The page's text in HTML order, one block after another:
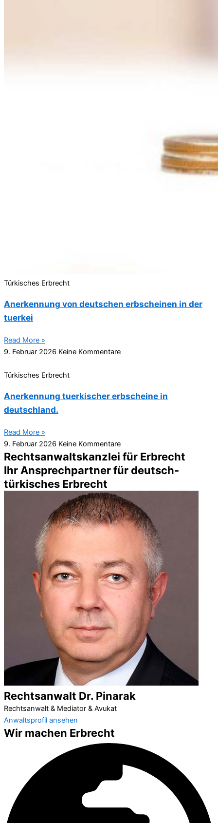
Türkisches Erbrecht
Anerkennung von deutschen erbscheinen in der
tuerkei
Read More »
9. Februar 2026 Keine Kommentare
Türkisches Erbrecht
Anerkennung tuerkischer erbscheine in
deutschland.
Read More »
9. Februar 2026 Keine Kommentare
Rechtsanwaltskanzlei für Erbrecht
Ihr Ansprechpartner für deutsch-
türkisches Erbrecht
Rechtsanwalt Dr. Pinarak
Rechtsanwalt & Mediator & Avukat
Anwaltsprofil ansehen
Wir machen Erbrecht